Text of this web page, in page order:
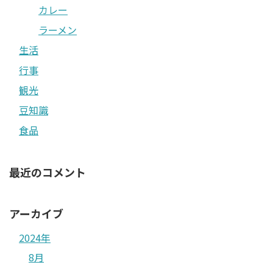
カレー
ラーメン
生活
行事
観光
豆知識
食品
最近のコメント
アーカイブ
2024年
8月